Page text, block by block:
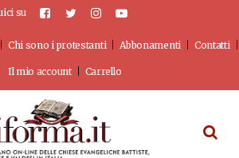
su
Chi sono i protestanti Abbonamenti Contatti
Il mio account Carrello